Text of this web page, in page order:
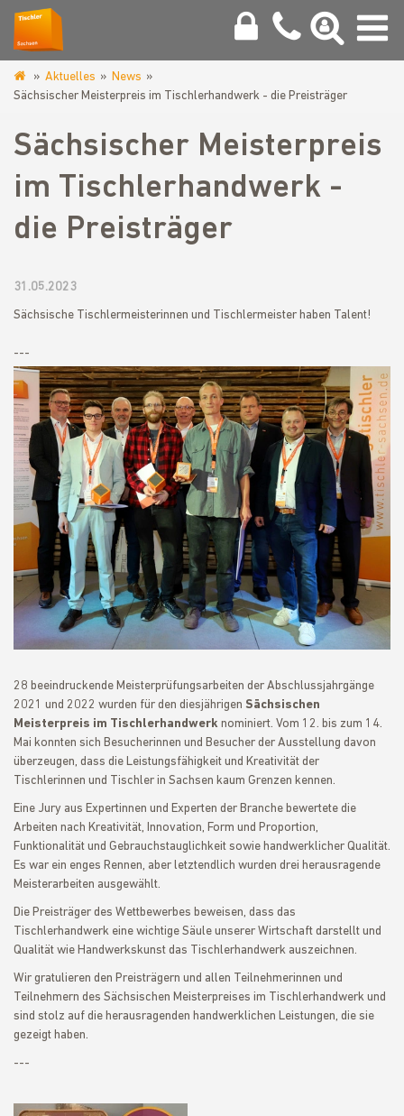
www.tischler-
Aktuelles
News
Sächsischer Meisterpreis im Tischlerhandwerk - die Preisträger
Sächsischer Meisterpreis
im Tischlerhandwerk -
die Preisträger
31.05.2023
Sächsische Tischlermeisterinnen und Tischlermeister haben Talent!
---
28 beeindruckende Meisterprüfungsarbeiten der Abschlussjahrgänge
2021 und 2022 wurden für den diesjährigen Sächsischen
Meisterpreis im Tischlerhandwerk nominiert. Vom 12. bis zum 14.
Mai konnten sich Besucherinnen und Besucher der Ausstellung davon
überzeugen, dass die Leistungsfähigkeit und Kreativität der
Tischlerinnen und Tischler in Sachsen kaum Grenzen kennen.
Eine Jury aus Expertinnen und Experten der Branche bewertete die
Arbeiten nach Kreativität, Innovation, Form und Proportion,
Funktionalität und Gebrauchstauglichkeit sowie handwerklicher Qualität.
Es war ein enges Rennen, aber letztendlich wurden drei herausragende
Meisterarbeiten ausgewählt.
Die Preisträger des Wettbewerbes beweisen, dass das
Tischlerhandwerk eine wichtige Säule unserer Wirtschaft darstellt und
Qualität wie Handwerkskunst das Tischlerhandwerk auszeichnen.
Wir gratulieren den Preisträgern und allen Teilnehmerinnen und
Teilnehmern des Sächsischen Meisterpreises im Tischlerhandwerk und
sind stolz auf die herausragenden handwerklichen Leistungen, die sie
gezeigt haben.
---